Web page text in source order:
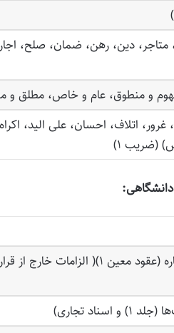
دین، رهن، ضمان، صلح،
و منطوق، عام و خاص، مطلق و
اتلاف، احسان، علی الید،
(ضریب ۱)
حقوق مدنی( مباحث: بیع، اجاره (عقود معین 1)( الزامات خارج
تجاری)